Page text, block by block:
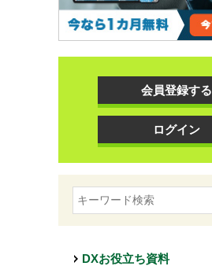
会員登録する
ログイン
DXお役立ち資料